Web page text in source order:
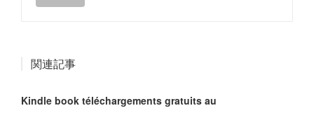
関連記事
Kindle book téléchargements gratuits au